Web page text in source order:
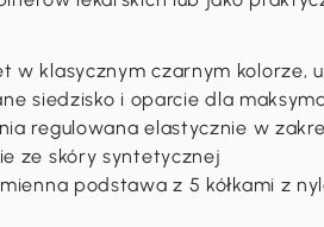
w klasycznym czarnym kolorze,
siedzisko i oparcie dla
regulowana elastycznie w
ze skóry syntetycznej
podstawa z 5 kółkami z